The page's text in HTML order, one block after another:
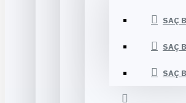
SAÇ
SAÇ
SAÇ